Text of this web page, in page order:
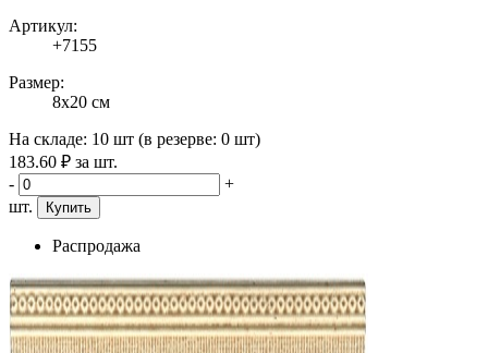
Артикул:
+7155
Размер:
8x20 см
На складе: 10 шт (в резерве: 0 шт)
183.60 ₽ за шт.
-
+
шт.
Купить
Распродажа